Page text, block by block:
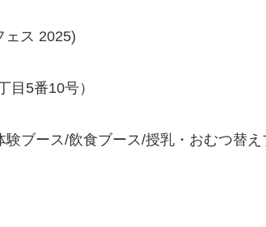
ェス 2025)
目5番10号）
ブース/飲食ブース/授乳・おむつ替